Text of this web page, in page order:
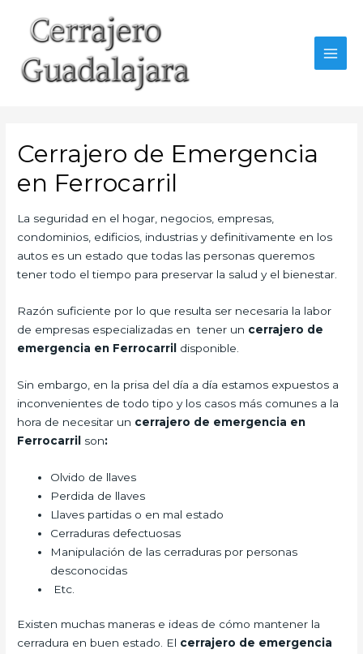
contenido
Cerrajero de Emergencia
en Ferrocarril
La seguridad en el hogar, negocios, empresas,
condominios, edificios, industrias y definitivamente en los
autos es un estado que todas las personas queremos
tener todo el tiempo para preservar la salud y el bienestar.
Razón suficiente por lo que resulta ser necesaria la labor
de empresas especializadas en tener un cerrajero de
emergencia en Ferrocarril disponible.
Sin embargo, en la prisa del día a día estamos expuestos a
inconvenientes de todo tipo y los casos más comunes a la
hora de necesitar un cerrajero de emergencia en
Ferrocarril son:
Olvido de llaves
Perdida de llaves
Llaves partidas o en mal estado
Cerraduras defectuosas
Manipulación de las cerraduras por personas
desconocidas
Etc.
Existen muchas maneras e ideas de cómo mantener la
cerradura en buen estado. El cerrajero de emergencia